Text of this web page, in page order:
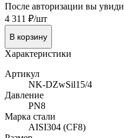
После авторизации вы
4 311 ₽/шт
В корзину
Характеристики
Артикул
NK-DZwSil15/4
Давление
PN8
Марка стали
AISI304 (CF8)